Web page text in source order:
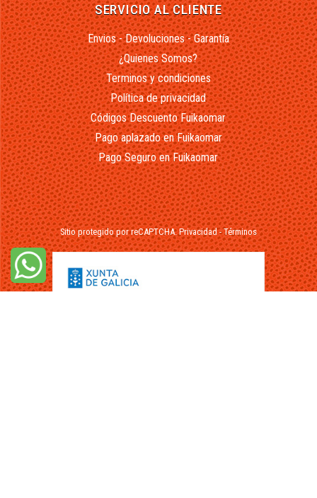
SERVICIO AL CLIENTE
Envios - Devoluciones - Garantía
¿Quienes Somos?
Terminos y condiciones
Política de privacidad
Códigos Descuento Fuikaomar
Pago aplazado en Fuikaomar
Pago Seguro en Fuikaomar
Sitio protegido por reCAPTCHA.Privacidad-Términos